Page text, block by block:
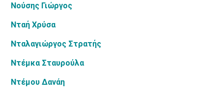
Νούσης Γιώργος
Νταή Χρύσα
Νταλαγιώργος Στρατής
Ντέμκα Σταυρούλα
Ντέμου Δανάη